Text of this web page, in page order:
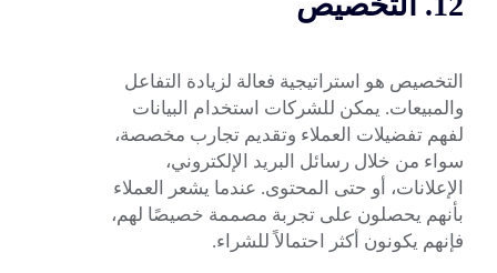
التخصيص هو استراتيجية فعالة لزيادة التفاعل
والمبيعات. يمكن للشركات استخدام البيانات
لفهم تفضيلات العملاء وتقديم تجارب مخصصة،
سواء من خلال رسائل البريد الإلكتروني،
الإعلانات، أو حتى المحتوى. عندما يشعر العملاء
بأنهم يحصلون على تجربة مصممة خصيصًا لهم،
فإنهم يكونون أكثر احتمالاً للشراء.